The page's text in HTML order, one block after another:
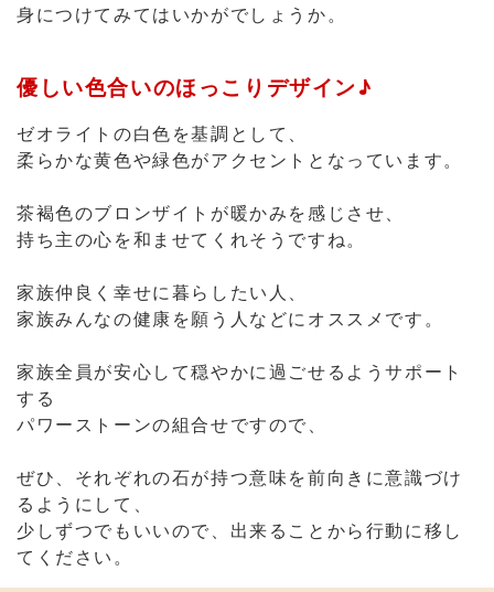
身につけてみてはいかがでしょうか。
優しい色合いのほっこりデザイン♪
ゼオライトの白色を基調として、
柔らかな黄色や緑色がアクセントとなっています。
茶褐色のブロンザイトが暖かみを感じさせ、
持ち主の心を和ませてくれそうですね。
家族仲良く幸せに暮らしたい人、
家族みんなの健康を願う人などにオススメです。
家族全員が安心して穏やかに過ごせるようサポート
する
パワーストーンの組合せですので、
ぜひ、それぞれの石が持つ意味を前向きに意識づけ
るようにして、
少しずつでもいいので、出来ることから行動に移し
てください。